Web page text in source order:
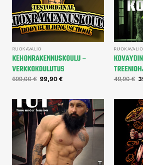
RUOKAVALIO
KEHONRAKENNUSKOULU –
VERKKOKOULUTUS
699,00€ 99,90€
RUOKAVALIO
49,90€